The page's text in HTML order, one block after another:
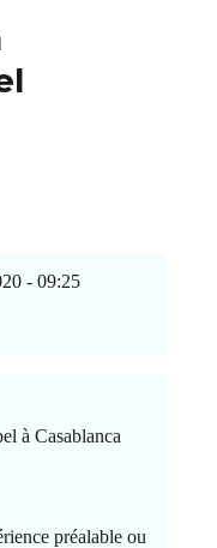
- 09:25
à Casablanca
préalable ou